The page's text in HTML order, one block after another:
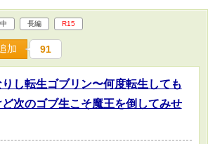
長編 R15
加 91
し転生ゴブリン〜何度転生しても
次のゴブ生こそ魔王を倒してみせ